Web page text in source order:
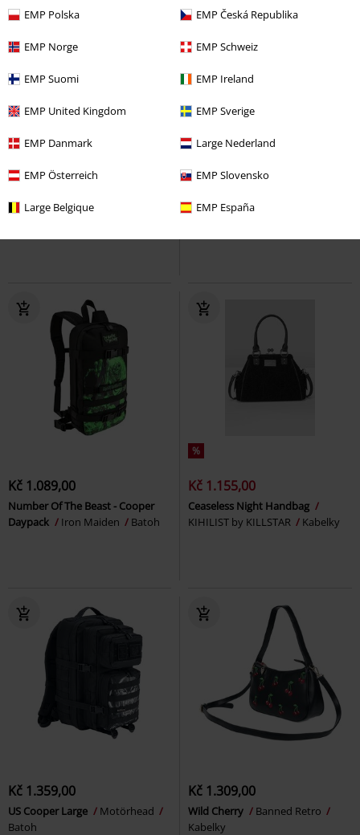
EMP Polska EMP Česká Republika
EMP Norge EMP Schweiz
EMP Suomi EMP Ireland
EMP United Kingdom EMP Sverige
EMP Danmark Large Nederland
EMP Österreich EMP Slovensko
Large Belgique EMP España
Kč 1.089,00
festival Brandit
Kč 1.089,00
Rocksax - Parade
Romance
Kč 1.089,00
Number Of The Beast - Cooper
Daypack
Iron Maiden Batoh
%
Kč 1.155,00
Ceaseless Night Handbag
KIHILIST by KILLSTAR
Kabelky
Kč 1.359,00
US Cooper Large
Motörhead
Batoh
Kč 1.309,00
Wild Cherry
Banned Retro
Kabelky